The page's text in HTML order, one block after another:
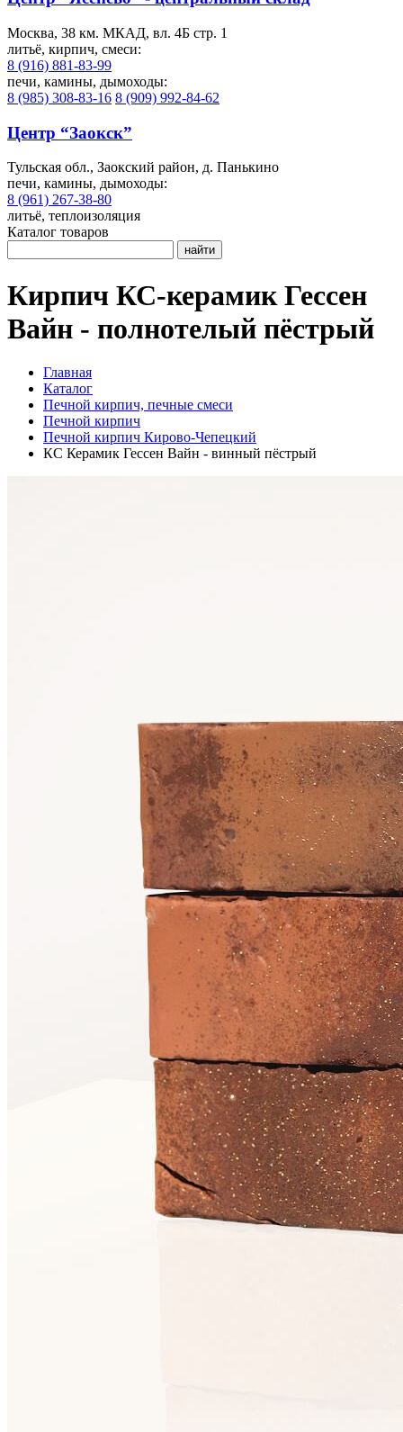
Москва, 38 км. МКАД, вл. 4Б стр. 1
литьё, кирпич, смеси:
8 (916) 881-83-99
печи, камины, дымоходы:
8 (985) 308-83-16 8 (909) 992-84-62
Центр “Заокск”
Тульская обл., Заокский район, д. Панькино
печи, камины, дымоходы:
8 (961) 267-38-80
литьё, теплоизоляция
Каталог товаров
найти
Кирпич КС-керамик Гессен
Вайн - полнотелый пёстрый
Главная
Каталог
Печной кирпич, печные смеси
Печной кирпич
Печной кирпич Кирово-Чепецкий
КС Керамик Гессен Вайн - винный пёстрый